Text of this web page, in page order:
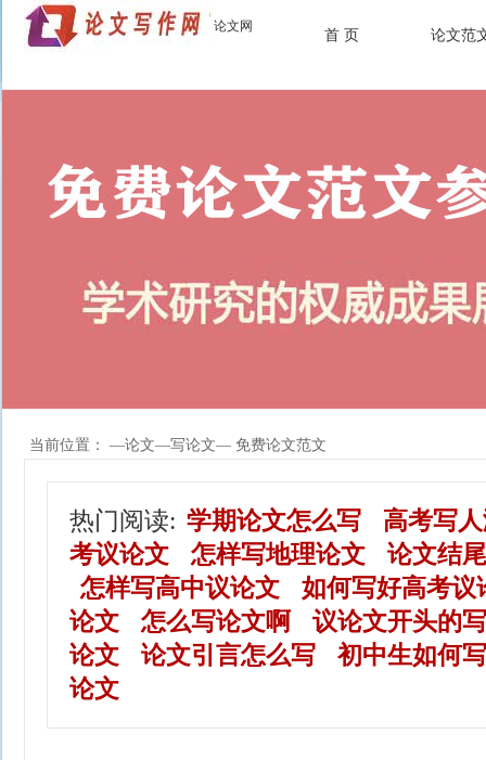
论文网
首 页 论文范
当前位置： —论文—写论文— 免费论文范文
热门阅读: 学期论文怎么写
高考写
考议论文
怎样写地理论文
论文结
怎样写高中议论文
如何写好高考议
论文
怎么写论文啊
议论文开头的
论文
论文引言怎么写
初中生如何
论文